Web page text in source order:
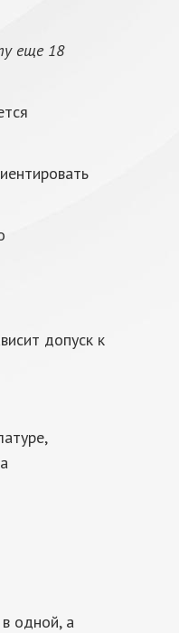
еще 18
допуск к
одной, а